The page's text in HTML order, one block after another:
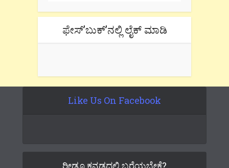
ಫೇಸ್’ಬುಕ್’ನಲ್ಲಿ ಲೈಕ್ ಮಾಡಿ
Like Us On Facebook
ರೀಡೂ ಕನ್ನಡದಲ್ಲಿ ಬರೆಯಬೇಕೆ?